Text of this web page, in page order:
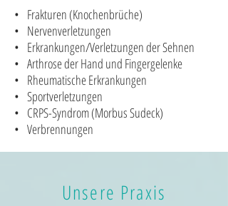
• Frakturen (Knochenbrüche)
• Nervenverletzungen
• Erkrankungen/Verletzungen der Sehnen
• Arthrose der Hand und Fingergelenke
• Rheumatische Erkrankungen
• Sportverletzungen
• CRPS-Syndrom (Morbus Sudeck)
• Verbrennungen
Unsere Praxis